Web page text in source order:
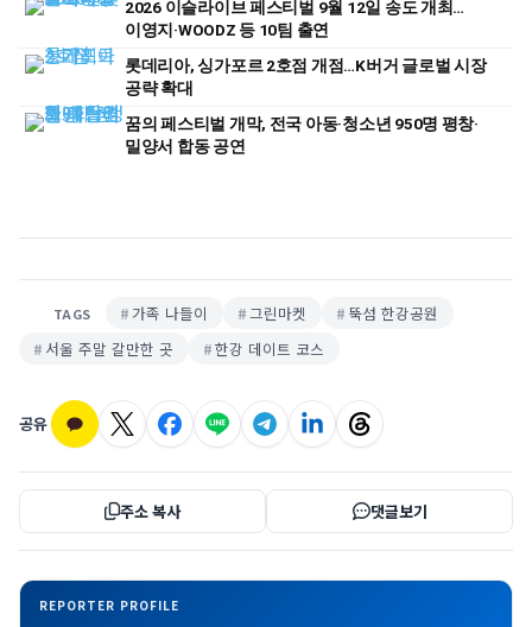
2026 이슬라이브 페스티벌 9월 12일 송도 개최…
이영지·WOODZ 등 10팀 출연
롯데리아, 싱가포르 2호점 개점…K버거 글로벌 시장
공략 확대
꿈의 페스티벌 개막, 전국 아동·청소년 950명 평창·
밀양서 합동 공연
TAGS 가족 나들이 그린마켓
뚝섬 한강공원
서울 주말 갈만한 곳
한강 데이트 코스
공유
주소 복사 댓글보기
REPORTER PROFILE